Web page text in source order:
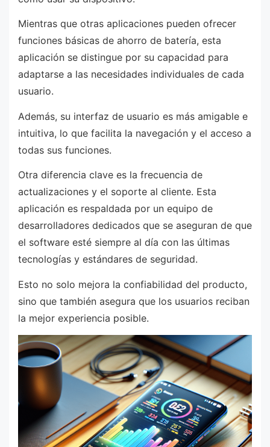
Mientras que otras aplicaciones pueden ofrecer
funciones básicas de ahorro de batería, esta
aplicación se distingue por su capacidad para
adaptarse a las necesidades individuales de cada
usuario.
Además, su interfaz de usuario es más amigable e
intuitiva, lo que facilita la navegación y el acceso a
todas sus funciones.
Otra diferencia clave es la frecuencia de
actualizaciones y el soporte al cliente. Esta
aplicación es respaldada por un equipo de
desarrolladores dedicados que se aseguran de que
el software esté siempre al día con las últimas
tecnologías y estándares de seguridad.
Esto no solo mejora la confiabilidad del producto,
sino que también asegura que los usuarios reciban
la mejor experiencia posible.